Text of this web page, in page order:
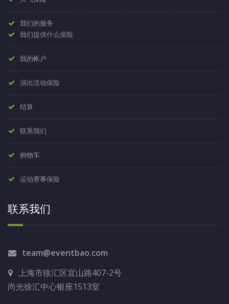
我们的服务
我们提供什么保险
我的帐户
演出活动保险
结算
联系我们
购物车
运动赛事保险
联系我们
team@eventbao.com
上海市徐汇区宜山路407-2号
尚光徐汇中心银座1513室